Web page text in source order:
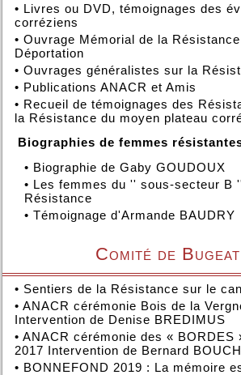
• Livres ou DVD, témoignages des
corréziens
• Ouvrage Mémorial de la
Déportation
• Ouvrages généralistes sur la
• Publications ANACR et Amis
• Recueil de témoignages des
la Résistance du moyen plateau
Biographies de femmes
• Biographie de Gaby GOUDOUX
• Les femmes du '' sous-secteur B
Résistance
• Témoignage d'Armande BAUDRY
Comité de Bugeat
• Sentiers de la Résistance sur le
• ANACR cérémonie Bois de la
Intervention de Denise BREDIMUS
• ANACR cérémonie des « BORDES
2017 Intervention de Bernard
• BONNEFOND 2019 : La mémoire